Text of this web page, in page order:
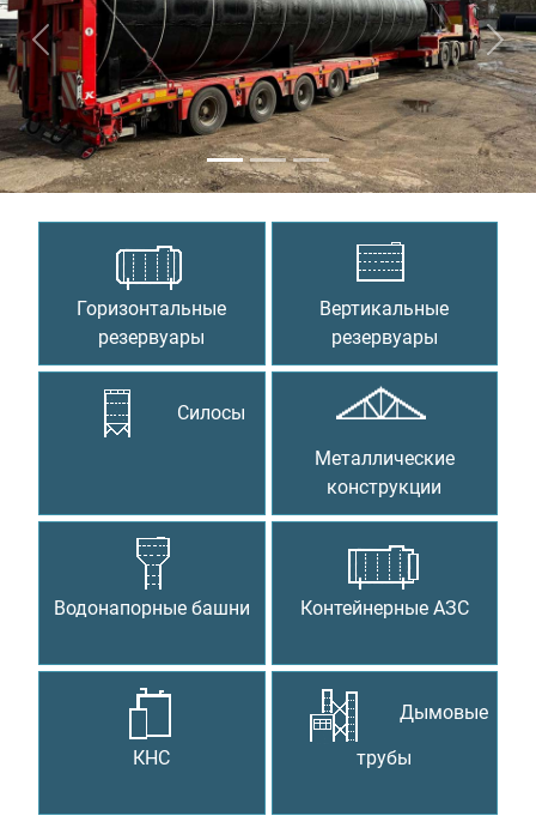
Предыдущий
Горизонтальные
резервуары
Вертикальные
резервуары
Силосы
Металлические
конструкции
Водонапорные башни Контейнерные АЗС
КНС
Дымовые
трубы